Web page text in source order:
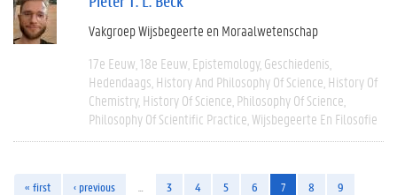
Vakgroep Wijsbegeerte en Moraalwetenschap
17e Eeuw 18e Eeuw Epistemology Geschiedenis
Hedendaags History And Philosophy Of Science History Of
Chemistry History Of Science Philosophy Of Science
Philosophy Of Scientific Practice Wijsbegeerte En Filosofie
« first ‹ previous 3 4 5 6 7 8
9